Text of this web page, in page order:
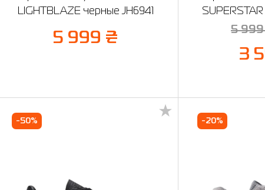
LIGHTBLAZE черные JH6941
5 999 ₴
5
3
-50% -20%